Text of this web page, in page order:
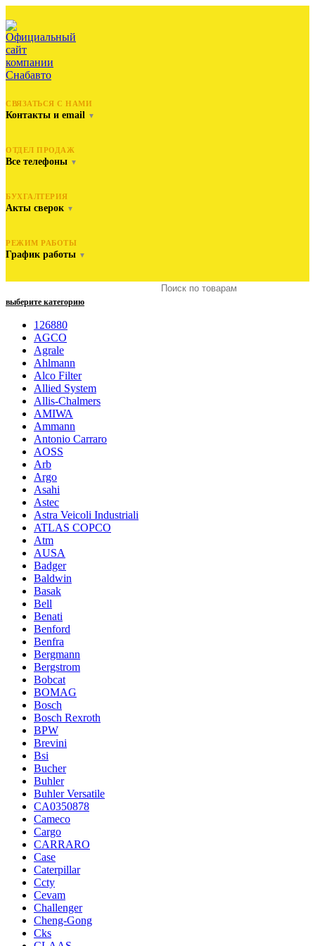
СВЯЗАТЬСЯ С НАМИ
Контакты и email ▼
ОТДЕЛ ПРОДАЖ
Все телефоны ▼
БУХГАЛТЕРИЯ
Акты сверок ▼
РЕЖИМ РАБОТЫ
График работы ▼
выберите категорию
126880
AGCO
Agrale
Ahlmann
Alco Filter
Allied System
Allis-Chalmers
AMIWA
Ammann
Antonio Carraro
AOSS
Arb
Argo
Asahi
Astec
Astra Veicoli Industriali
ATLAS COPCO
Atm
AUSA
Badger
Baldwin
Basak
Bell
Benati
Benford
Benfra
Bergmann
Bergstrom
Bobcat
BOMAG
Bosch
Bosch Rexroth
BPW
Brevini
Bsi
Bucher
Buhler
Buhler Versatile
CA0350878
Cameco
Cargo
CARRARO
Case
Caterpillar
Ccty
Cevam
Challenger
Cheng-Gong
Cks